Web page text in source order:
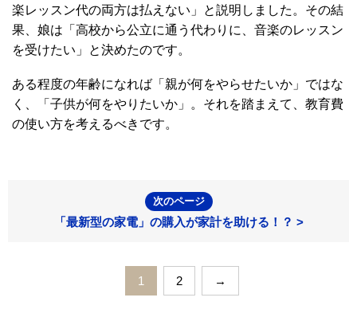
楽レッスン代の両方は払えない」と説明しました。その結
果、娘は「高校から公立に通う代わりに、音楽のレッスン
を受けたい」と決めたのです。
ある程度の年齢になれば「親が何をやらせたいか」ではな
く、「子供が何をやりたいか」。それを踏まえて、教育費
の使い方を考えるべきです。
次のページ
「最新型の家電」の購入が家計を助ける！？ >
1 2 →